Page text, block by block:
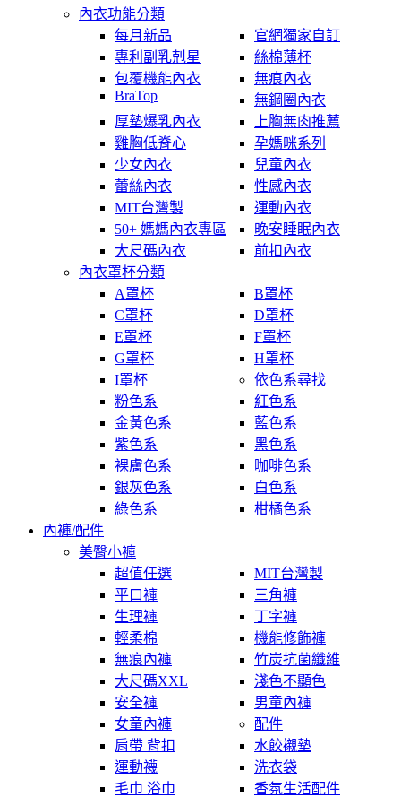
內衣功能分類
每月新品
官網獨家自訂
專利副乳剋星
絲棉薄杯
包覆機能內衣
無痕內衣
BraTop
無鋼圈內衣
厚墊爆乳內衣
上胸無肉推薦
雞胸低脊心
孕媽咪系列
少女內衣
兒童內衣
蕾絲內衣
性感內衣
MIT台灣製
運動內衣
50+ 媽媽內衣專區
晚安睡眠內衣
大尺碼內衣
前扣內衣
內衣罩杯分類
A罩杯
B罩杯
C罩杯
D罩杯
E罩杯
F罩杯
G罩杯
H罩杯
I罩杯
依色系尋找
粉色系
紅色系
金黃色系
藍色系
紫色系
黑色系
裸膚色系
咖啡色系
銀灰色系
白色系
綠色系
柑橘色系
內褲/配件
美臀小褲
超值任選
MIT台灣製
平口褲
三角褲
生理褲
丁字褲
輕柔棉
機能修飾褲
無痕內褲
竹炭抗菌纖維
大尺碼XXL
淺色不顯色
安全褲
男童內褲
女童內褲
配件
肩帶 背扣
水餃襯墊
運動襪
洗衣袋
毛巾 浴巾
香氛生活配件